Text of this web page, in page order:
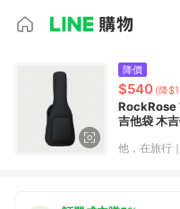
降價
$540 (降
RockRose
吉他袋 木
他，在旅行